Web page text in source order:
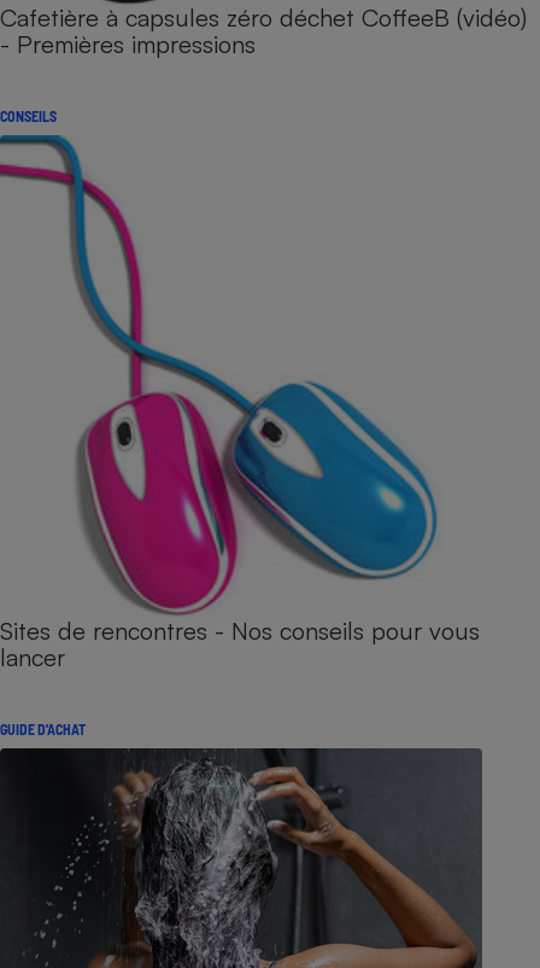
Cafetière à capsules zéro déchet CoffeeB (vidéo)
- Premières impressions
CONSEILS
Sites de rencontres - Nos conseils pour vous
lancer
GUIDE D'ACHAT